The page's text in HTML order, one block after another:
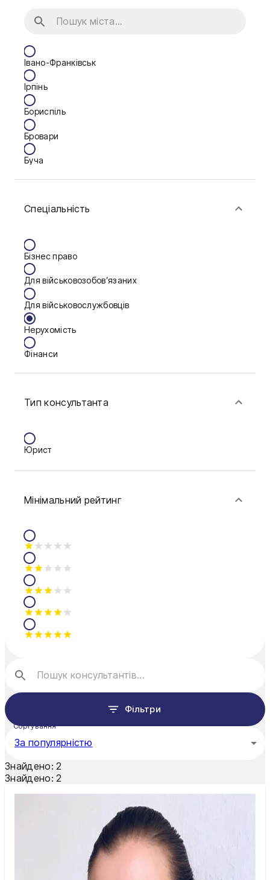
Івано-Франківськ
Ірпінь
Бориспіль
Бровари
Буча
Васильків
Дніпро
Запоріжжя
Калуш
Кам'янське
Ковель
Краматорськ
Кривий Ріг
Луцьк
Миколаїв
Мукачево
Нікополь
Одеса
Олександрія
Полтава
Суми
Тернопіль
Ужгород
Умань
Спеціальність
Бізнес право
Для військовозобов’язаних
Для військовослужбовців
Нерухомість
Фінанси
Тип консультанта
Юрист
Мінімальний рейтинг
Фільтри
Сортування
За популярністю
Знайдено: 2
Знайдено: 2